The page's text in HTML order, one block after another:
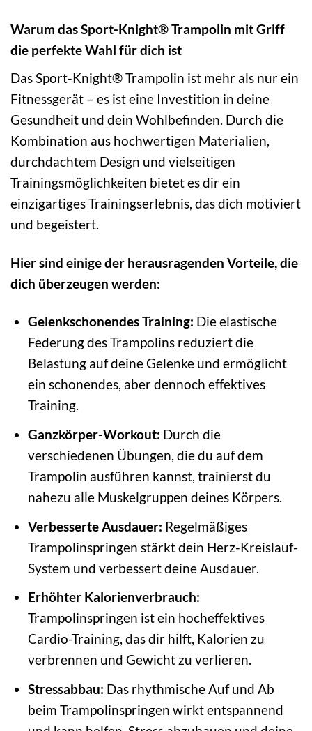
Warum das Sport-Knight® Trampolin mit Griff
die perfekte Wahl für dich ist
Das Sport-Knight® Trampolin ist mehr als nur ein
Fitnessgerät – es ist eine Investition in deine
Gesundheit und dein Wohlbefinden. Durch die
Kombination aus hochwertigen Materialien,
durchdachtem Design und vielseitigen
Trainingsmöglichkeiten bietet es dir ein
einzigartiges Trainingserlebnis, das dich motiviert
und begeistert.
Hier sind einige der herausragenden Vorteile, die
dich überzeugen werden:
Gelenkschonendes Training: Die elastische
Federung des Trampolins reduziert die
Belastung auf deine Gelenke und ermöglicht
ein schonendes, aber dennoch effektives
Training.
Ganzkörper-Workout: Durch die
verschiedenen Übungen, die du auf dem
Trampolin ausführen kannst, trainierst du
nahezu alle Muskelgruppen deines Körpers.
Verbesserte Ausdauer: Regelmäßiges
Trampolinspringen stärkt dein Herz-Kreislauf-
System und verbessert deine Ausdauer.
Erhöhter Kalorienverbrauch:
Trampolinspringen ist ein hocheffektives
Cardio-Training, das dir hilft, Kalorien zu
verbrennen und Gewicht zu verlieren.
Stressabbau: Das rhythmische Auf und Ab
beim Trampolinspringen wirkt entspannend